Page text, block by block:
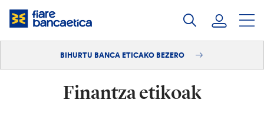
Pasatu
edukia
Bihurtu bezero
BIHURTU BANCA ETICAKO BEZERO
Finantza etikoak